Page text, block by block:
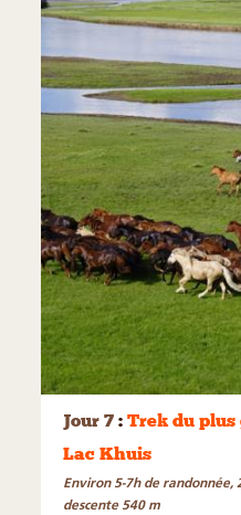
Jour 7 : Trek du plus
Lac Khuis
Environ 5-7h de randonnée,
descente 540 m